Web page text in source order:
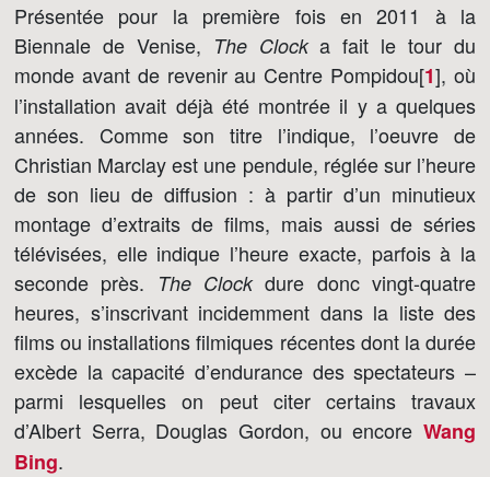
Présentée pour la première fois en 2011 à la
Biennale de Venise, The Clocka fait le tour du
monde avant de revenir au Centre Pompidou[1], où
l’installation avait déjà été montrée il y a quelques
années. Comme son titre l’indique, l’oeuvre de
Christian Marclay est une pendule, réglée sur l’heure
de son lieu de diffusion : à partir d’un minutieux
montage d’extraits de films, mais aussi de séries
télévisées, elle indique l’heure exacte, parfois à la
seconde près. The Clockdure donc vingt-quatre
heures, s’inscrivant incidemment dans la liste des
films ou installations filmiques récentes dont la durée
excède la capacité d’endurance des spectateurs –
parmi lesquelles on peut citer certains travaux
d’Albert Serra, Douglas Gordon, ou encore Wang
Bing.